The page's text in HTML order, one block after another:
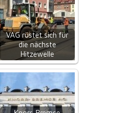
VAG rüstet sich für
die nächste
Hitzewelle